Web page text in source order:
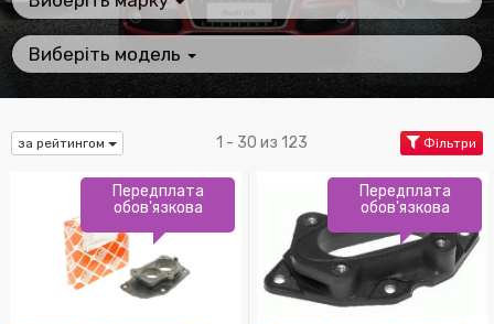
Виберіть модель
за рейтингом 1 - 30 из 123 Фільтри
Передплата
обов'язкова
Передплата
обов'язкова